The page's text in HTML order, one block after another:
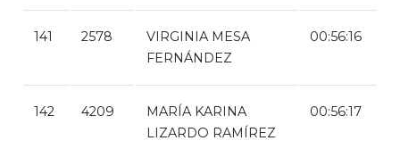
141 2578
VIRGINIA MESA
FERNÁNDEZ
00:56:16
142 4209
MARÍA KARINA
LIZARDO RAMÍREZ
00:56:17